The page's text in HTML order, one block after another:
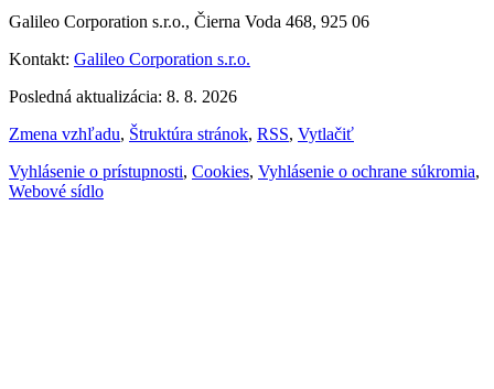
Galileo Corporation s.r.o., Čierna Voda 468, 925 06
Kontakt: Galileo Corporation s.r.o.
Posledná aktualizácia: 8. 8. 2026
Zmena vzhľadu, Štruktúra stránok, RSS, Vytlačiť
Vyhlásenie o prístupnosti, Cookies, Vyhlásenie o ochrane súkromia,
Webové sídlo